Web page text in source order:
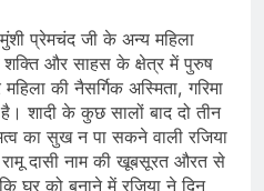
प्रेमचंद जी के अन्य महिला
शक्ति और साहस के क्षेत्र में पुरुष
की नैसर्गिक अस्मिता, गरिमा
शादी के कुछ सालों बाद दो तीन
का सुख न पा सकने वाली रजिया
दासी नाम की खूबसूरत औरत से
घर को बनाने में रजिया ने दिन